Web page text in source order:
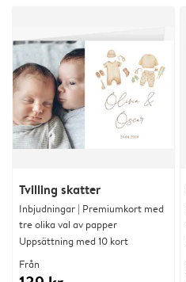
Tvilling skatter
Inbjudningar | Premiumkort med
tre olika val av papper
Uppsättning med 10 kort
Från